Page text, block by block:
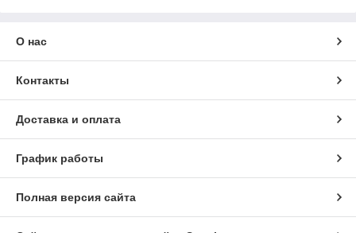
О нас
Контакты
Доставка и оплата
График работы
Полная версия сайта